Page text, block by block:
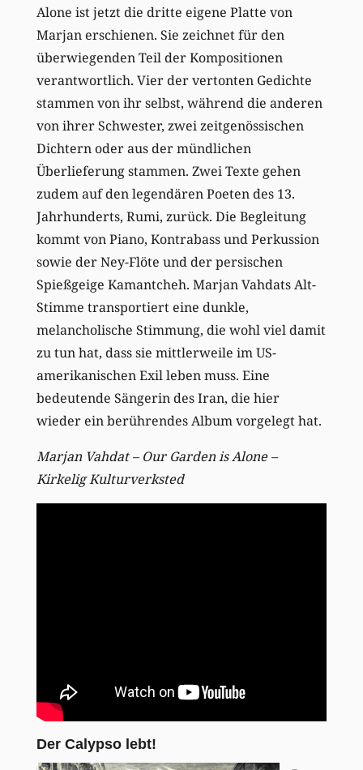
Alone ist jetzt die dritte eigene Platte von
Marjan erschienen. Sie zeichnet für den
überwiegenden Teil der Kompositionen
verantwortlich. Vier der vertonten Gedichte
stammen von ihr selbst, während die anderen
von ihrer Schwester, zwei zeitgenössischen
Dichtern oder aus der mündlichen
Überlieferung stammen. Zwei Texte gehen
zudem auf den legendären Poeten des 13.
Jahrhunderts, Rumi, zurück. Die Begleitung
kommt von Piano, Kontrabass und Perkussion
sowie der Ney-Flöte und der persischen
Spießgeige Kamantcheh. Marjan Vahdats Alt-
Stimme transportiert eine dunkle,
melancholische Stimmung, die wohl viel damit
zu tun hat, dass sie mittlerweile im US-
amerikanischen Exil leben muss. Eine
bedeutende Sängerin des Iran, die hier
wieder ein berührendes Album vorgelegt hat.
Marjan Vahdat – Our Garden is Alone –
Kirkelig Kulturverksted
Der Calypso lebt!